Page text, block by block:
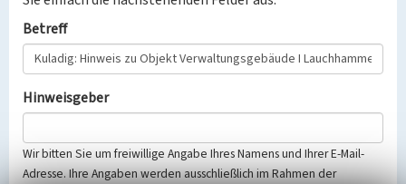
Betreff
Hinweisgeber
Wir bitten Sie um freiwillige Angabe Ihres Namens und Ihrer E-Mail-
Adresse. Ihre Angaben werden ausschließlich im Rahmen der